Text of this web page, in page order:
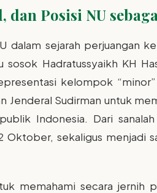
dan Posisi NU
dalam sejarah perjuangan
Hadratussyaikh KH
kelompok
Sudirman untuk
Indonesia. Dari
sekaligus menjadi
memahami secara jernih